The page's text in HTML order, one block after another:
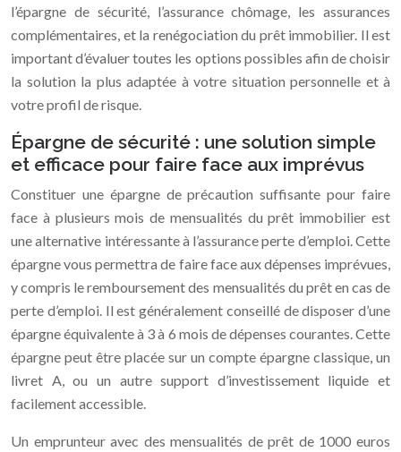
l’épargne de sécurité, l’assurance chômage, les assurances
complémentaires, et la renégociation du prêt immobilier. Il est
important d’évaluer toutes les options possibles afin de choisir
la solution la plus adaptée à votre situation personnelle et à
votre profil de risque.
Épargne de sécurité : une solution simple
et efficace pour faire face aux imprévus
Constituer une épargne de précaution suffisante pour faire
face à plusieurs mois de mensualités du prêt immobilier est
une alternative intéressante à l’assurance perte d’emploi. Cette
épargne vous permettra de faire face aux dépenses imprévues,
y compris le remboursement des mensualités du prêt en cas de
perte d’emploi. Il est généralement conseillé de disposer d’une
épargne équivalente à 3 à 6 mois de dépenses courantes. Cette
épargne peut être placée sur un compte épargne classique, un
livret A, ou un autre support d’investissement liquide et
facilement accessible.
Un emprunteur avec des mensualités de prêt de 1000 euros